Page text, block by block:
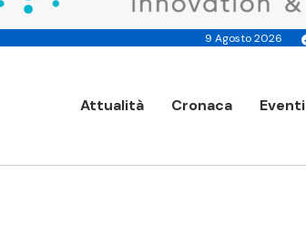
9 Agosto 2026
Attualità Cronaca Eventi